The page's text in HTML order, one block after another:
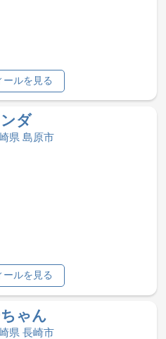
ールを見る
ダ
県 島原市
ールを見る
ゃん
県 長崎市